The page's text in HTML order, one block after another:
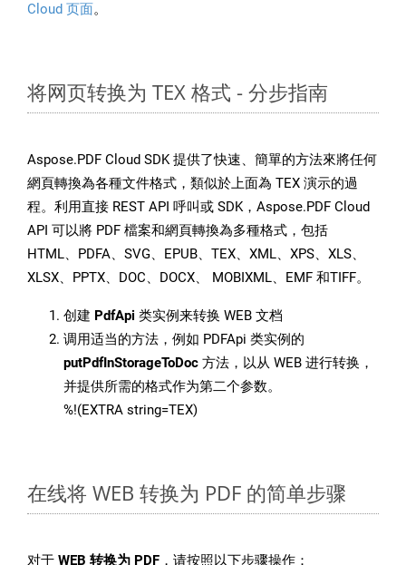
Cloud 页面。
将网页转换为 TEX 格式 - 分步指南
Aspose.PDF Cloud SDK 提供了快速、簡單的方法來將任何
網頁轉換為各種文件格式，類似於上面為 TEX 演示的過
程。利用直接 REST API 呼叫或 SDK，Aspose.PDF Cloud
API 可以將 PDF 檔案和網頁轉換為多種格式，包括
HTML、PDFA、SVG、EPUB、TEX、XML、XPS、XLS、
XLSX、PPTX、DOC、DOCX、 MOBIXML、EMF 和TIFF。
创建 PdfApi 类实例来转换 WEB 文档
调用适当的方法，例如 PDFApi 类实例的
putPdfInStorageToDoc 方法，以从 WEB 进行转换，
并提供所需的格式作为第二个参数。
%!(EXTRA string=TEX)
在线将 WEB 转换为 PDF 的简单步骤
对于 WEB 转换为 PDF ，请按照以下步骤操作：